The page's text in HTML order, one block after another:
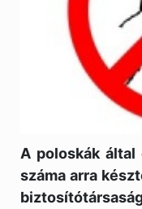
A poloskák
száma arra